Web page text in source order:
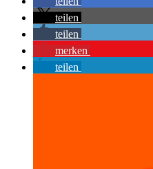
teilen
teilen
merken
teilen